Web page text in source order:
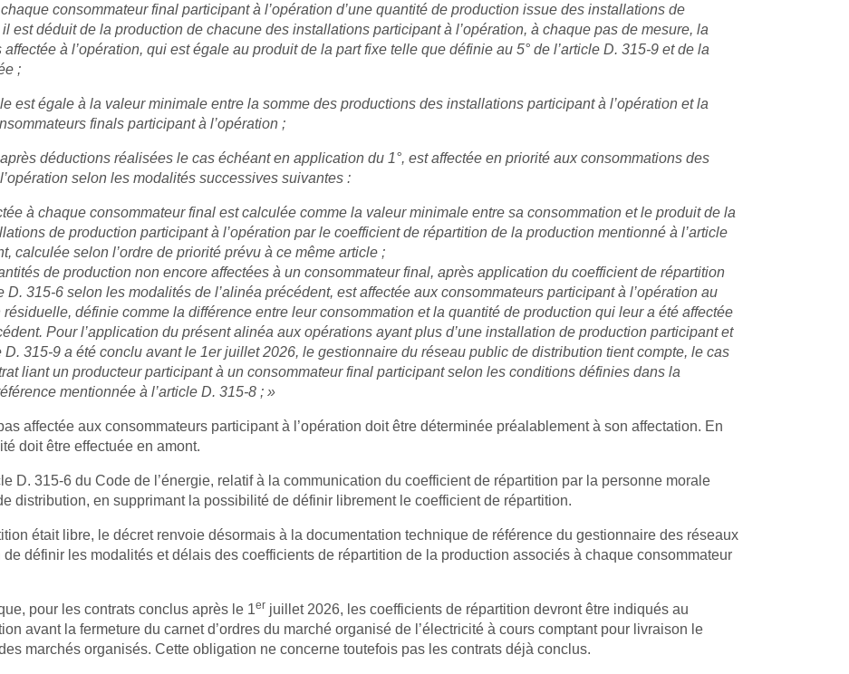
consommateur final participant à l’opération d’une quantité de production issue des installations de
est déduit de la production de chacune des installations participant à l’opération, à chaque pas de mesure, la
à l’opération, qui est égale au produit de la part fixe telle que définie au 5° de l’article D. 315-9 et de la
;
est égale à la valeur minimale entre la somme des productions des installations participant à l’opération et la
finals participant à l’opération ;
déductions réalisées le cas échéant en application du 1°, est affectée en priorité aux consommations des
selon les modalités successives suivantes :
à chaque consommateur final est calculée comme la valeur minimale entre sa consommation et le produit de la
de production participant à l’opération par le coefficient de répartition de la production mentionné à l’article
calculée selon l’ordre de priorité prévu à ce même article ;
de production non encore affectées à un consommateur final, après application du coefficient de répartition
D. 315-6 selon les modalités de l’alinéa précédent, est affectée aux consommateurs participant à l’opération au
définie comme la différence entre leur consommation et la quantité de production qui leur a été affectée
Pour l’application du présent alinéa aux opérations ayant plus d’une installation de production participant et
D. 315-9 a été conclu avant le 1er juillet 2026, le gestionnaire du réseau public de distribution tient compte, le cas
liant un producteur participant à un consommateur final participant selon les conditions définies dans la
mentionnée à l’article D. 315-8 ; »
affectée aux consommateurs participant à l’opération doit être déterminée préalablement à son affectation. En
doit être effectuée en amont.
D. 315-6 du Code de l’énergie, relatif à la communication du coefficient de répartition par la personne morale
distribution, en supprimant la possibilité de définir librement le coefficient de répartition.
était libre, le décret renvoie désormais à la documentation technique de référence du gestionnaire des réseaux
définir les modalités et délais des coefficients de répartition de la production associés à chaque consommateur
pour les contrats conclus après le 1er juillet 2026, les coefficients de répartition devront être indiqués au
avant la fermeture du carnet d’ordres du marché organisé de l’électricité à cours comptant pour livraison le
marchés organisés. Cette obligation ne concerne toutefois pas les contrats déjà conclus.